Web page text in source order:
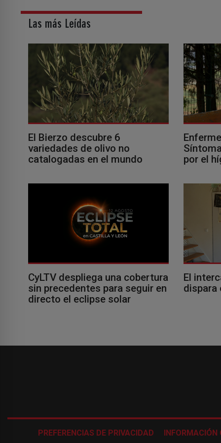
Las más Leídas
El Bierzo descubre 6
variedades de olivo no
catalogadas en el mundo
por el
CyLTV despliega una cobertura
sin precedentes para seguir en
directo el eclipse solar
El
dispara
PREFERENCIAS DE PRIVACIDAD INFORMACIÓN